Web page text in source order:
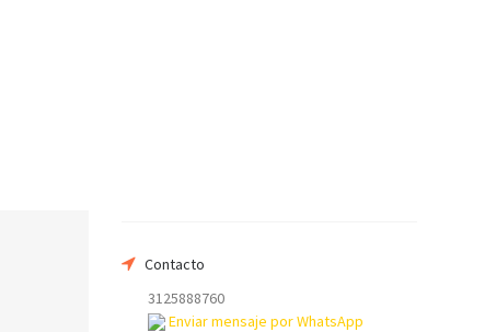
Contacto
3125888760
Enviar mensaje por WhatsApp